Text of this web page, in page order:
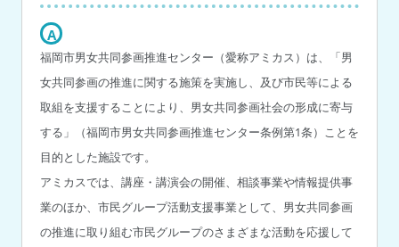
A
福岡市男女共同参画推進センター（愛称アミカス）は、「男
女共同参画の推進に関する施策を実施し、及び市民等による
取組を支援することにより、男女共同参画社会の形成に寄与
する」（福岡市男女共同参画推進センター条例第1条）ことを
目的とした施設です。
アミカスでは、講座・講演会の開催、相談事業や情報提供事
業のほか、市民グループ活動支援事業として、男女共同参画
の推進に取り組む市民グループのさまざまな活動を応援して